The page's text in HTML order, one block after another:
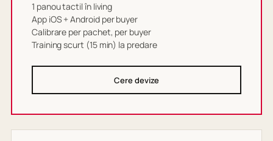
1 panou tactil în living
App iOS + Android per buyer
Calibrare per pachet, per buyer
Training scurt (15 min) la predare
Cere devize